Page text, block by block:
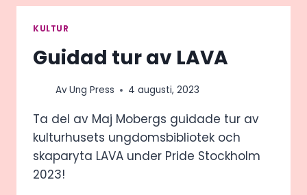
BILDERBERGGRUPPEN
KULTUR
Guidad tur av LAVA
AvUng Press 4 augusti, 2023
Ta del av Maj Mobergs guidade tur av
kulturhusets ungdomsbibliotek och
skaparyta LAVA under Pride Stockholm
2023!